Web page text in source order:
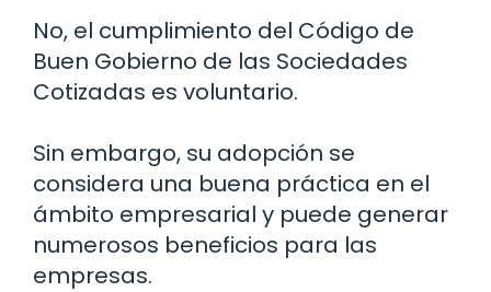
No, el cumplimiento del Código de
Buen Gobierno de las Sociedades
Cotizadas es voluntario.
Sin embargo, su adopción se
considera una buena práctica en el
ámbito empresarial y puede generar
numerosos beneficios para las
empresas.